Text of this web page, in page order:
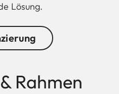
Lösung.
Rahmen